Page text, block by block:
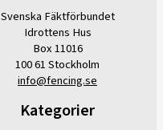
Svenska Fäktförbundet
Idrottens Hus
Box 11016
100 61 Stockholm
info@fencing.se
Kategorier